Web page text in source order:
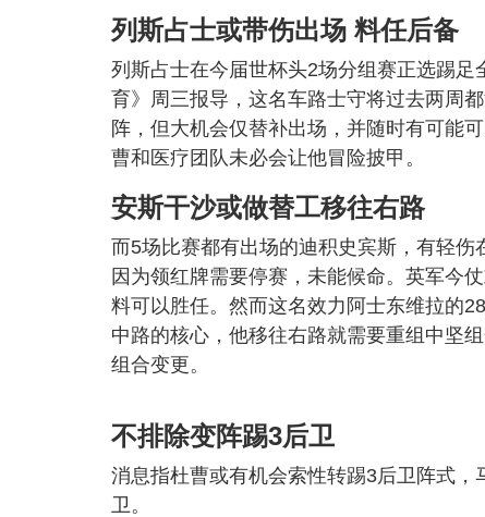
列斯占士或带伤出场 料任后备
列斯占士在今届世杯头2场分组赛正选踢
育》周三报导，这名车路士守将过去两周
阵，但大机会仅替补出场，并随时有可能
曹和医疗团队未必会让他冒险披甲。
安斯干沙或做替工移往右路
而5场比赛都有出场的迪积史宾斯，有轻
因为领红牌需要停赛，未能候命。英军今
料可以胜任。然而这名效力阿士东维拉的
中路的核心，他移往右路就需要重组中坚
组合变更。
不排除变阵踢3后卫
消息指杜曹或有机会索性转踢3后卫阵式
卫。